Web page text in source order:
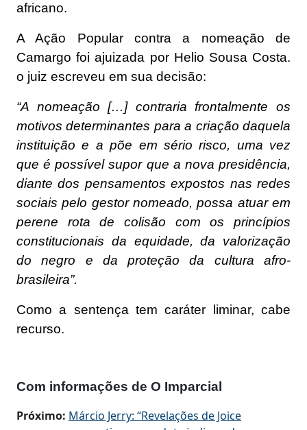
africano.
A Ação Popular contra a nomeação de
Camargo foi ajuizada por Helio Sousa Costa.
o juiz escreveu em sua decisão:
“A nomeação […] contraria frontalmente os
motivos determinantes para a criação daquela
instituição e a põe em sério risco, uma vez
que é possível supor que a nova presidência,
diante dos pensamentos expostos nas redes
sociais pelo gestor nomeado, possa atuar em
perene rota de colisão com os princípios
constitucionais da equidade, da valorização
do negro e da proteção da cultura afro-
brasileira”.
Como a sentença tem caráter liminar, cabe
recurso.
Com informações de O Imparcial
Próximo: Márcio Jerry: “Revelações de Joice